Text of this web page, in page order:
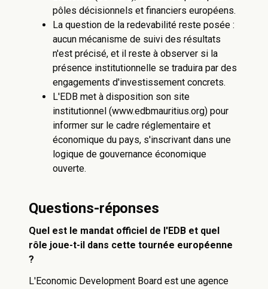
pôles décisionnels et financiers européens.
La question de la redevabilité reste posée :
aucun mécanisme de suivi des résultats
n'est précisé, et il reste à observer si la
présence institutionnelle se traduira par des
engagements d'investissement concrets.
L'EDB met à disposition son site
institutionnel (www.edbmauritius.org) pour
informer sur le cadre réglementaire et
économique du pays, s'inscrivant dans une
logique de gouvernance économique
ouverte.
Questions-réponses
Quel est le mandat officiel de l'EDB et quel
rôle joue-t-il dans cette tournée européenne
?
L'Economic Development Board est une agence